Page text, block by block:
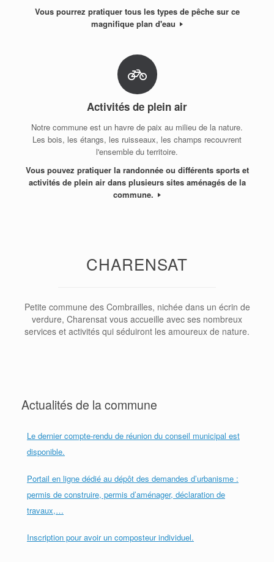
Vous pourrez pratiquer tous les types de pêche sur ce
magnifique plan d'eau
Activités de plein air
Notre commune est un havre de paix au milieu de la nature.
Les bois, les étangs, les ruisseaux, les champs recouvrent
l'ensemble du territoire.
Vous pouvez pratiquer la randonnée ou différents sports et
activités de plein air dans plusieurs sites aménagés de la
commune.
CHARENSAT
Petite commune des Combrailles, nichée dans un écrin de
verdure, Charensat vous accueille avec ses nombreux
services et activités qui séduiront les amoureux de nature.
Actualités de la commune
Le dernier compte-rendu de réunion du conseil municipal est
disponible.
Portail en ligne dédié au dépôt des demandes d’urbanisme :
permis de construire, permis d’aménager, déclaration de
travaux,…
Inscription pour avoir un composteur individuel.